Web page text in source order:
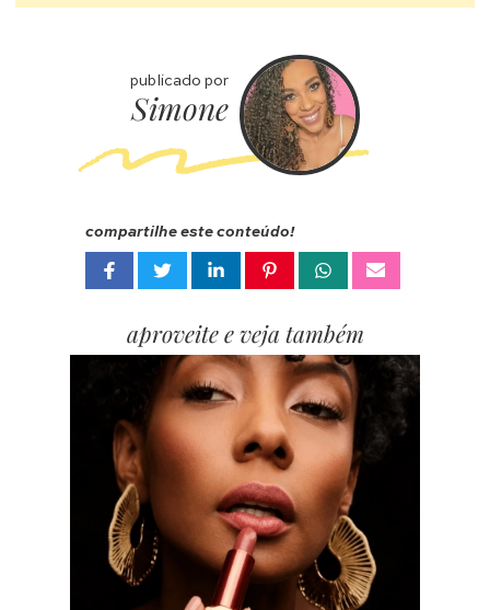
compartilhe este conteúdo!
publicado por
Simone
aproveite e veja também